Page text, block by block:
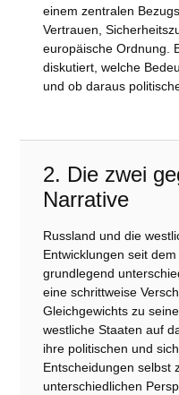
einem zentralen
Vertrauen,
europäische Ordnung.
diskutiert, welche
und ob daraus
2. Die zwei
Narrative
Russland und die
Entwicklungen seit
grundlegend
eine schrittweise
Gleichgewichts zu
westliche Staaten auf
ihre politischen und
Entscheidungen selbst
unterschiedlichen